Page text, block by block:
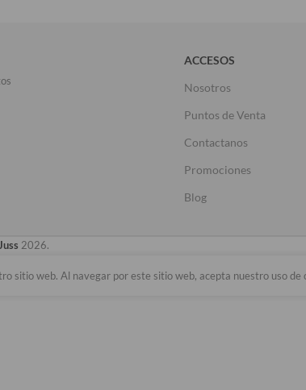
ACCESOS
Nosotros
Puntos de Venta
Contactanos
Promociones
Blog
2026.
sitio web. Al navegar por este sitio web, acepta nuestro uso de